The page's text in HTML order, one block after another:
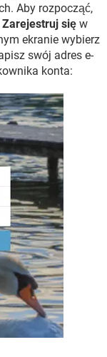
Aby rozpocząć,
Zarejestruj się w
ekranie wybierz
swój adres e-
konta: